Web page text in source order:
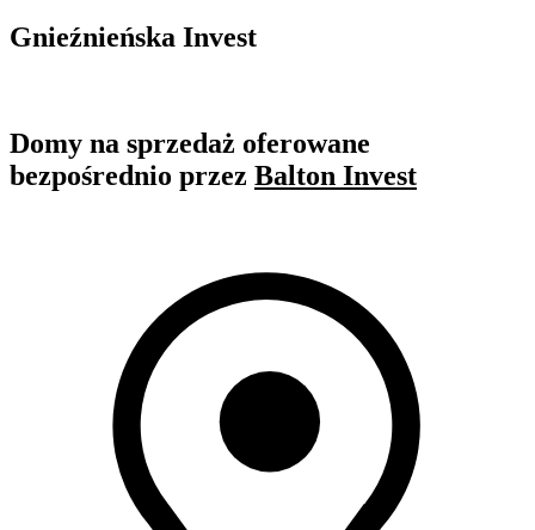
Gnieźnieńska Invest
Domy na sprzedaż oferowane
bezpośrednio przez Balton Invest